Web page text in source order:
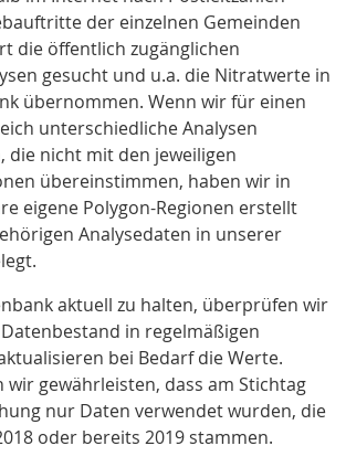
der einzelnen Gemeinden
die öffentlich zugänglichen
gesucht und u.a. die Nitratwerte in
übernommen. Wenn wir für einen
unterschiedliche Analysen
die nicht mit den jeweiligen
übereinstimmen, haben wir in
eigene Polygon-Regionen erstellt
Analysedaten in unserer
aktuell zu halten, überprüfen wir
in regelmäßigen
bei Bedarf die Werte.
wir gewährleisten, dass am Stichtag
nur Daten verwendet wurden, die
oder bereits 2019 stammen.